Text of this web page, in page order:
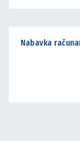
Nabavka